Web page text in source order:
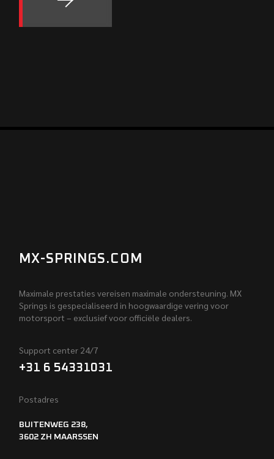
MX-SPRINGS.COM
Maximale prestaties vereisen maximale ondersteuning. MX
Springs is gespecialiseerd in hoogwaardige vering voor
motorsport – exclusief voor officiële dealers.
Support center 24/7
+31 6 54331031
Postadres
BUITENWEG 238,
3602 ZH MAARSSEN